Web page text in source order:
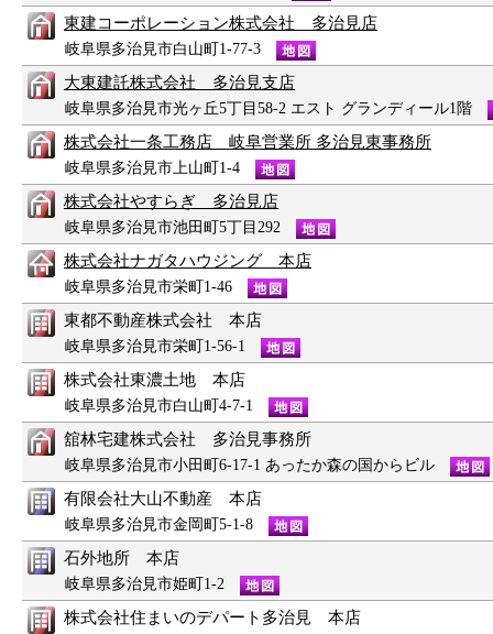
東建コーポレーション株式会社 多治見店
岐阜県多治見市白山町1-77-3
大東建託株式会社 多治見支店
岐阜県多治見市光ヶ丘5丁目58-2 エスト グランディール1階
株式会社一条工務店 岐阜営業所 多治見東事務所
岐阜県多治見市上山町1-4
株式会社やすらぎ 多治見店
岐阜県多治見市池田町5丁目292
株式会社ナガタハウジング 本店
岐阜県多治見市栄町1-46
東都不動産株式会社 本店
岐阜県多治見市栄町1-56-1
株式会社東濃土地 本店
岐阜県多治見市白山町4-7-1
舘林宅建株式会社 多治見事務所
岐阜県多治見市小田町6-17-1 あったか森の国からビル
有限会社大山不動産 本店
岐阜県多治見市金岡町5-1-8
石外地所 本店
岐阜県多治見市姫町1-2
株式会社住まいのデパート多治見 本店